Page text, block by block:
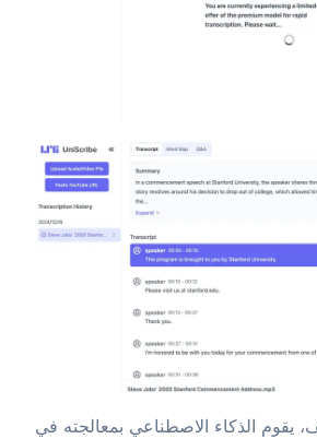
يقوم الذكاء الاصطناعي بمعالجته في